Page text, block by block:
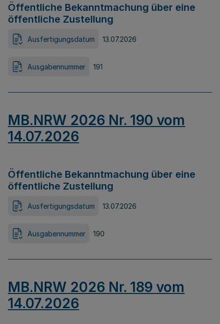
Öffentliche Bekanntmachung über eine
öffentliche Zustellung
Ausfertigungsdatum 13.07.2026
Ausgabennummer 191
MB.NRW 2026 Nr. 190 vom
14.07.2026
Öffentliche Bekanntmachung über eine
öffentliche Zustellung
Ausfertigungsdatum 13.07.2026
Ausgabennummer 190
MB.NRW 2026 Nr. 189 vom
14.07.2026